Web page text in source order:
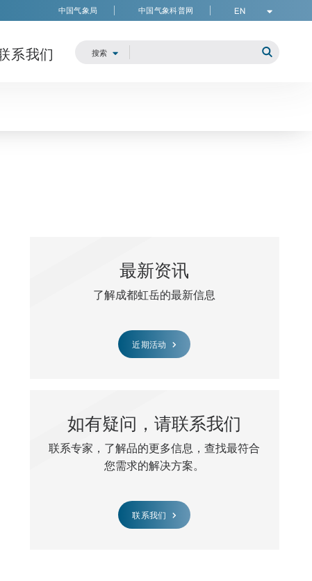
中国气象局 中国气象科普网 EN
系我们 搜索
提交品牌
最新资讯
了解成都虹岳的最新信息
近期活动
如有疑问，请联系我们
联系专家，了解品的更多信息，查找最符合
您需求的解决方案。
联系我们